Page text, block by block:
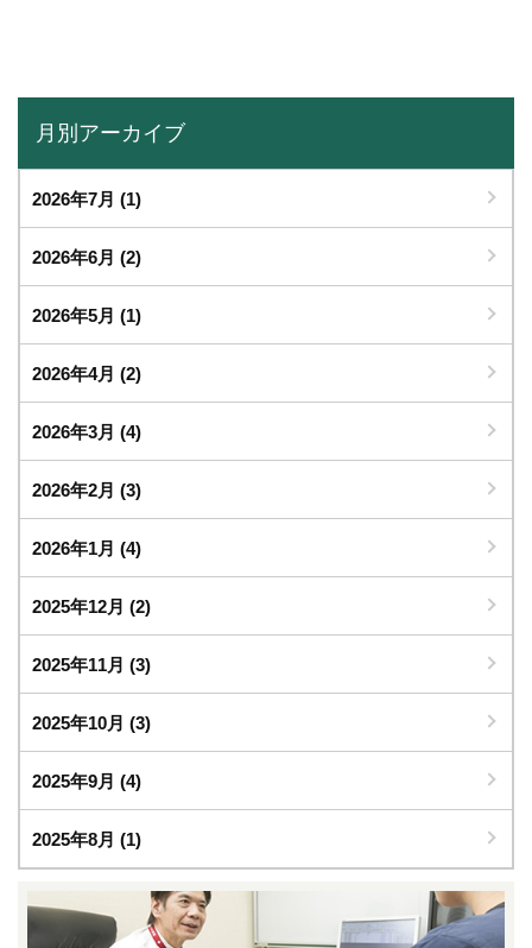
月別アーカイブ
2026年7月 (1)
2026年6月 (2)
2026年5月 (1)
2026年4月 (2)
2026年3月 (4)
2026年2月 (3)
2026年1月 (4)
2025年12月 (2)
2025年11月 (3)
2025年10月 (3)
2025年9月 (4)
2025年8月 (1)